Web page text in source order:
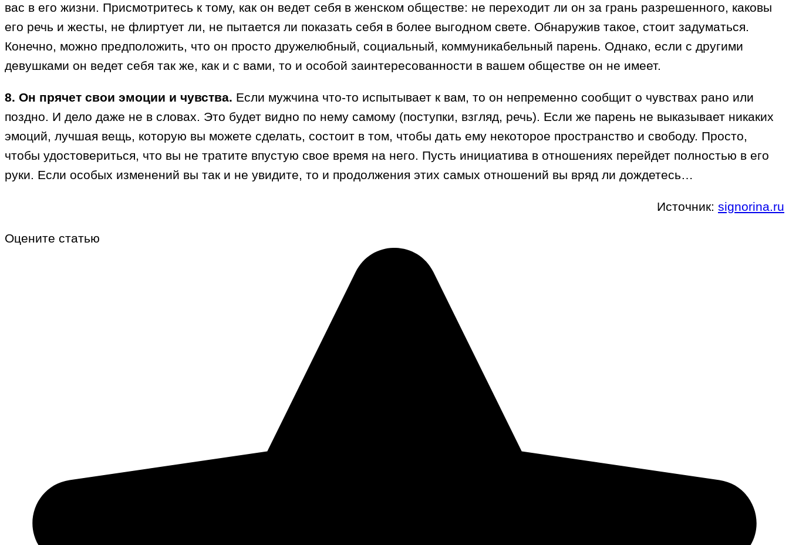
вас в его жизни. Присмотритесь к тому, как он ведет себя в женском обществе: не переходит ли он за грань разрешенного, каковы
его речь и жесты, не флиртует ли, не пытается ли показать себя в более выгодном свете. Обнаружив такое, стоит задуматься.
Конечно, можно предположить, что он просто дружелюбный, социальный, коммуникабельный парень. Однако, если с другими
девушками он ведет себя так же, как и с вами, то и особой заинтересованности в вашем обществе он не имеет.
8. Он прячет свои эмоции и чувства. Если мужчина что-то испытывает к вам, то он непременно сообщит о чувствах рано или
поздно. И дело даже не в словах. Это будет видно по нему самому (поступки, взгляд, речь). Если же парень не выказывает никаких
эмоций, лучшая вещь, которую вы можете сделать, состоит в том, чтобы дать ему некоторое пространство и свободу. Просто,
чтобы удостовериться, что вы не тратите впустую свое время на него. Пусть инициатива в отношениях перейдет полностью в его
руки. Если особых изменений вы так и не увидите, то и продолжения этих самых отношений вы вряд ли дождетесь…
Источник: signorina.ru
Оцените статью